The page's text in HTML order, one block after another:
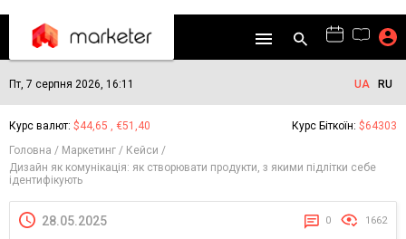
Пт, 7 серпня 2026, 16:11 UA RU
Курс валют: $44,65 , €51,40 Курс Біткоїн: $64303
Головна
Маркетинг
Кейси
Дизайн як комунікація: як створювати продукти, з якими підлітки себе
ідентифікують
28.05.2025 0 1662